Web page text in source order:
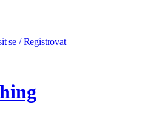
se / Registrovat